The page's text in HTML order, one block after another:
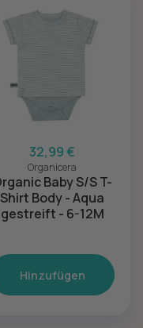
32,99 €
Organicera
Baby S/S T-
Shirt Body - Aqua
gestreift - 6-12M
Hinzufügen